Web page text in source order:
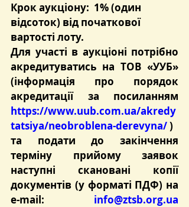
Крок аукціону:  1% (один
відсоток) від початкової
вартості лоту.
Для участі в аукціоні потрібно
акредитуватись на ТОВ «УУБ»
(інформація про порядок
https://www.uub.com.ua/akredy
tatsiya/neobroblena-derevyna/ )
та подати до закінчення
терміну прийому заявок
наступні скановані копії
документів (у форматі ПДФ) на
e-mail: info@ztsb.org.ua